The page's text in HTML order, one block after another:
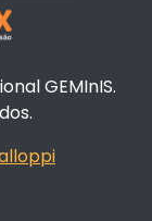
GEMInIS.